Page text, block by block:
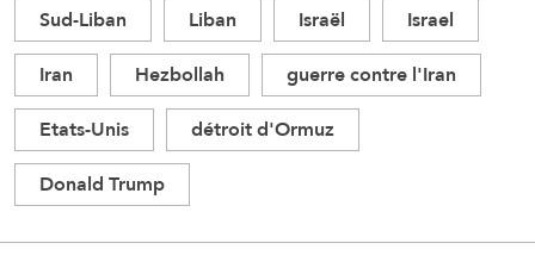
Sud-Liban Liban Israël
Israel
Iran
Hezbollah
guerre contre l'Iran
Etats-Unis
détroit d'Ormuz
Donald Trump